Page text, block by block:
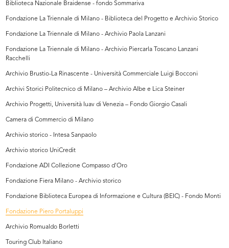
Biblioteca Nazionale Braidense - fondo Sommariva
Fondazione La Triennale di Milano - Biblioteca del Progetto e Archivio Storico
Fondazione La Triennale di Milano - Archivio Paola Lanzani
Fondazione La Triennale di Milano - Archivio Piercarla Toscano Lanzani
Racchelli
Archivio Brustio-La Rinascente - Università Commerciale Luigi Bocconi
Archivi Storici Politecnico di Milano – Archivio Albe e Lica Steiner
Archivio Progetti, Università Iuav di Venezia – Fondo Giorgio Casali
Camera di Commercio di Milano
Archivio storico - Intesa Sanpaolo
Archivio storico UniCredit
Fondazione ADI Collezione Compasso d'Oro
Fondazione Fiera Milano - Archivio storico
Fondazione Biblioteca Europea di Informazione e Cultura (BEIC) - Fondo Monti
Fondazione Piero Portaluppi
Archivio Romualdo Borletti
Touring Club Italiano